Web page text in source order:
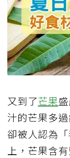
又到了芒果
汁的芒果多
卻被人認為
上，芒果含